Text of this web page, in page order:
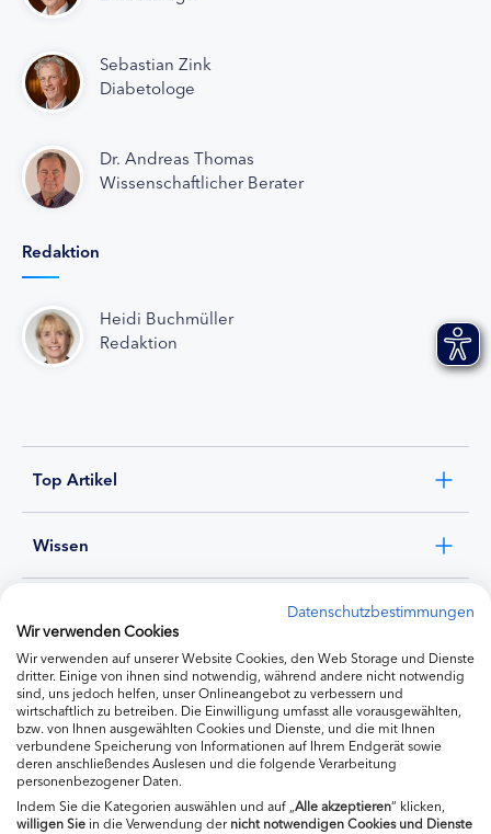
Sebastian Zink
Diabetologe
Dr. Andreas Thomas
Wissenschaftlicher Berater
Redaktion
Heidi Buchmüller
Redaktion
Top Artikel
Wissen
Ernährung
Produkte
Datenschutzbestimmungen
Wir verwenden Cookies
Wir verwenden auf unserer Website Cookies, den Web Storage und Dienste
dritter. Einige von ihnen sind notwendig, während andere nicht notwendig
sind, uns jedoch helfen, unser Onlineangebot zu verbessern und
wirtschaftlich zu betreiben. Die Einwilligung umfasst alle vorausgewählten,
bzw. von Ihnen ausgewählten Cookies und Dienste, und die mit Ihnen
verbundene Speicherung von Informationen auf Ihrem Endgerät sowie
deren anschließendes Auslesen und die folgende Verarbeitung
personenbezogener Daten.
Indem Sie die Kategorien auswählen und auf „ Alle akzeptieren“ klicken,
willigenSie in die Verwendung dernicht notwendigen Cookies und Dienste